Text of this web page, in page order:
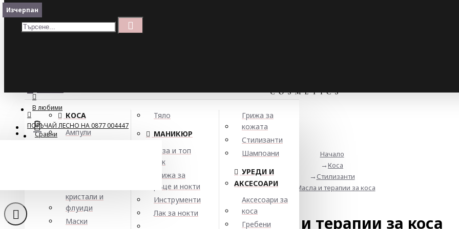
Меню
Кошница
В любими
Сравни
КОСА
Ампули
кристали и
флуиди
Маски
Тяло
МАНИКЮР
База и топ
лак
Грижа за
ръце и нокти
Инструменти
Лак за нокти
Грижа за
кожата
Стилизанти
Шампоани
УРЕДИ И
АКСЕСОАРИ
Аксесоари за
коса
Гребени
ПОРЪЧАЙ ЛЕСНО НА 0877 004447
Начало
Коса
Стилизанти
Масла и терапии за коса
Масла и терапии за коса
Изчерпан
Изчерпан